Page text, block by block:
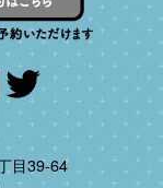
目39-64